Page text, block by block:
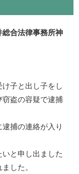
合法律事務所神
子と出し子をし
窃盗の容疑で逮捕
捕の連絡が入り
と申し出ました
した。